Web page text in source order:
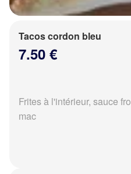
Tacos cordon bleu
7.50 €
Frites à l'intérieur, sauce
mac